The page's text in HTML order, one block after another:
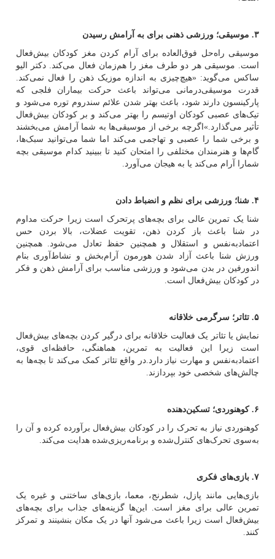
۳. موسیقی؛ ورزشی ذهنی برای به آرامش رسیدن
موسیقی راه‌حل فوق‌العاده برای آرام کردن مغز کودکان بیش‌فعال
است. موسیقی هر دو طرف مغز را هم‌زمان فعال می‌کند. دکتر الیو
ساکس می‌گوید: «هیچ‌چیزی به‌ اندازه‌ موزیک ذهن را فعال نمی‌کند.
قدرت موسیقی‌درمانی می‌تواند باعث حرکت بیماران فلجی که
پارکینسون دارند شود، باعث بهتر شدن علائم سندروم توره می‌شود و
تیک‌های عصبی کودکان اوتیسم را بهتر می‌کند و بر کودکان بیش‌فعال
تأثیر می‌گذارد.»اگرچه برخی از موسیقی‌ها به شما آرامش می‌بخشند
و برخی شما را عصبی و تهاجمی می‌کند اما شما می‌توانید سبک‌ها،
گام‌ها و هنرمندان مختلفی را امتحان کنید تا ببینید کدام موسیقی بچه‌
شمارا آرام می‌کند یا به هیجان می‌آورد.
۴. شنا؛ ورزشی برای نظم و انضباط دادن
شنا یک تمرین عالی برای بچه‌های پرتحرک است زیرا حرکت مداوم
در شنا باعث باز کردن ذهن، تقویت عضلات، بالا بردن حس
اعتمادبه‌نفس و استقلال و همچنین حفظ تعادل می‌شود. همچنین
ورزش شنا باعث آزاد شدن هورمون آرام‌بخش و نشاط‌آوری بنام
اندورفین در بدن می‌شود و ورزشی مناسب برای آرامش ذهن و فکر
در کودکان بیش‌فعال است.
۵. تئاتر؛ سرگرمی خلاقانه
نمایش یا تئاتر یک فعالیت خلاقانه برای درگیر کردن بچه‌های بیش‌فعال
است زیرا این فعالیت به تمرین، هماهنگی، حافظه‌ای قوی،
اعتمادبه‌نفس و مهارت نیاز دارد.در واقع تئاتر کمک می‌کند تا بچه‌ها به
چالش‌های شخصی خود بپردازند.
۶. کوهنوردی؛ تسکین‌دهنده
کوهنوردی نیاز به تحرک را در کودکان بیش‌فعال برآورده کرده و آن را
به‌سوی تحرک‌های کنترل‌شده و برنامه‌ریزی‌شده هدایت می‌کند.
۷. بازی‌های فکری
بازی‌هایی مانند پازل، شطرنج، معما، بازی‌های ساختنی و غیره یک
تمرین عالی برای مغز است. این‌ها گزینه‌های جذاب برای بچه‌های
بیش‌فعال است زیرا باعث می‌شود آنها در یک مکان بنشینند و تمرکز
کنند.